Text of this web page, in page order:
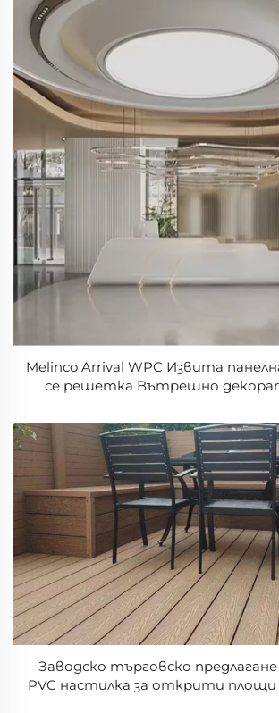
Melinco Arrival WPC Извита
се решетка Вътрешно
цилиндричен стълб
Заводско търговско
PVC настилка за открити площи